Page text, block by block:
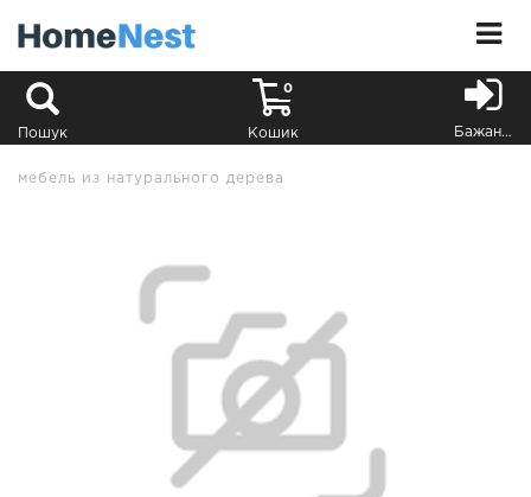
Пошук
0
Кошик Бажання
мебель из натурального дерева